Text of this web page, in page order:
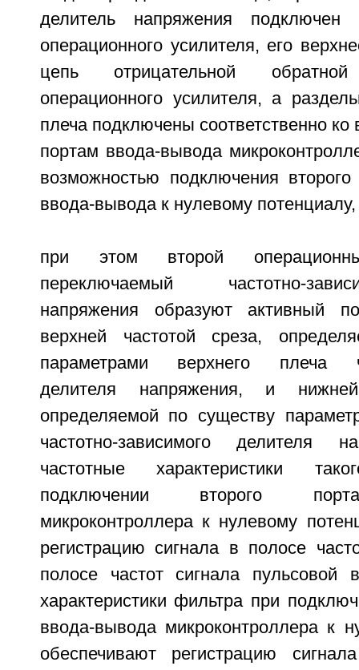
делитель напряжения
операционного усилителя, его
цепь отрицательной
операционного усилителя, а
плеча подключены соответственно ко
портам ввода-вывода
возможностью подключения
ввода-вывода к нулевому потенциалу,
при этом второй
переключаемый частотно-
напряжения образуют активный
верхней частотой среза,
параметрами верхнего плеча
делителя напряжения, и
определяемой по существу
частотно-зависимого делителя
частотные характеристики
подключении второго
микроконтроллера к нулевому
регистрацию сигнала в полосе
полосе частот сигнала пульсовой
характеристики фильтра при
ввода-вывода микроконтроллера к
обеспечивают регистрацию